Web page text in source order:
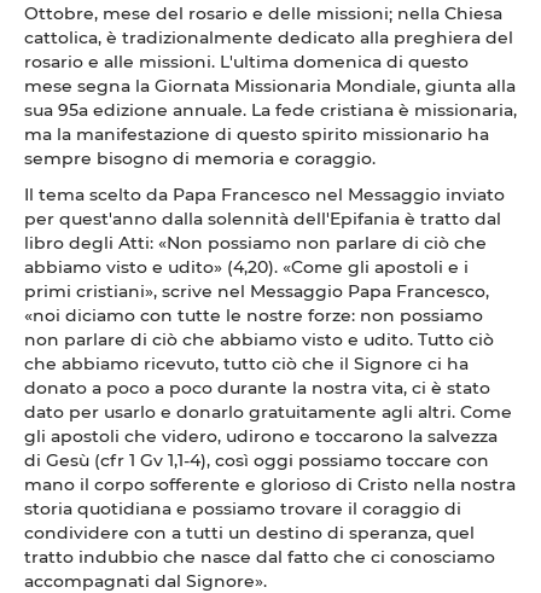
Ottobre, mese del rosario e delle missioni; nella Chiesa
cattolica, è tradizionalmente dedicato alla preghiera del
rosario e alle missioni. L'ultima domenica di questo
mese segna la Giornata Missionaria Mondiale, giunta alla
sua 95a edizione annuale. La fede cristiana è missionaria,
ma la manifestazione di questo spirito missionario ha
sempre bisogno di memoria e coraggio.
Il tema scelto da Papa Francesco nel Messaggio inviato
per quest'anno dalla solennità dell'Epifania è tratto dal
libro degli Atti: «Non possiamo non parlare di ciò che
abbiamo visto e udito» (4,20). «Come gli apostoli e i
primi cristiani», scrive nel Messaggio Papa Francesco,
«noi diciamo con tutte le nostre forze: non possiamo
non parlare di ciò che abbiamo visto e udito. Tutto ciò
che abbiamo ricevuto, tutto ciò che il Signore ci ha
donato a poco a poco durante la nostra vita, ci è stato
dato per usarlo e donarlo gratuitamente agli altri. Come
gli apostoli che videro, udirono e toccarono la salvezza
di Gesù (cfr 1 Gv 1,1-4), così oggi possiamo toccare con
mano il corpo sofferente e glorioso di Cristo nella nostra
storia quotidiana e possiamo trovare il coraggio di
condividere con a tutti un destino di speranza, quel
tratto indubbio che nasce dal fatto che ci conosciamo
accompagnati dal Signore».